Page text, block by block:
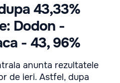
43,33%
Dodon -
- 43, 96%
anunta rezultatele
de ieri. Astfel, dupa